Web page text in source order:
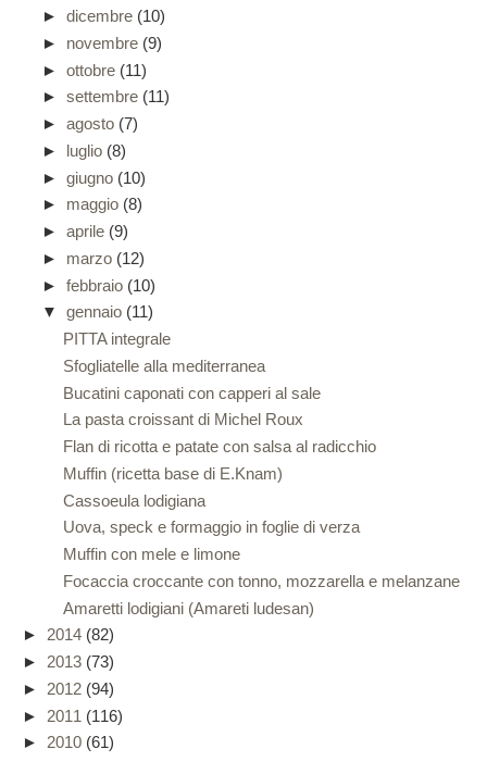
► dicembre (10)
► novembre (9)
► ottobre (11)
► settembre (11)
► agosto (7)
► luglio (8)
► giugno (10)
► maggio (8)
► aprile (9)
► marzo (12)
► febbraio (10)
▼ gennaio (11)
PITTA integrale
Sfogliatelle alla mediterranea
Bucatini caponati con capperi al sale
La pasta croissant di Michel Roux
Flan di ricotta e patate con salsa al radicchio
Muffin (ricetta base di E.Knam)
Cassoeula lodigiana
Uova, speck e formaggio in foglie di verza
Muffin con mele e limone
Focaccia croccante con tonno, mozzarella e melanzane
Amaretti lodigiani (Amareti ludesan)
► 2014 (82)
► 2013 (73)
► 2012 (94)
► 2011 (116)
► 2010 (61)